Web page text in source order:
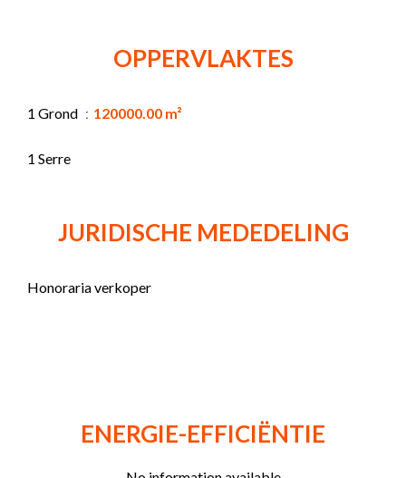
OPPERVLAKTES
1 Grond 120000.00 m²
1 Serre
JURIDISCHE MEDEDELING
Honoraria verkoper
ENERGIE-EFFICIËNTIE